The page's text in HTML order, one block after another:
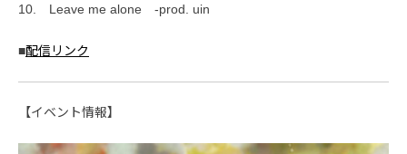
10. Leave me alone -prod. uin
■配信リンク
【イベント情報】